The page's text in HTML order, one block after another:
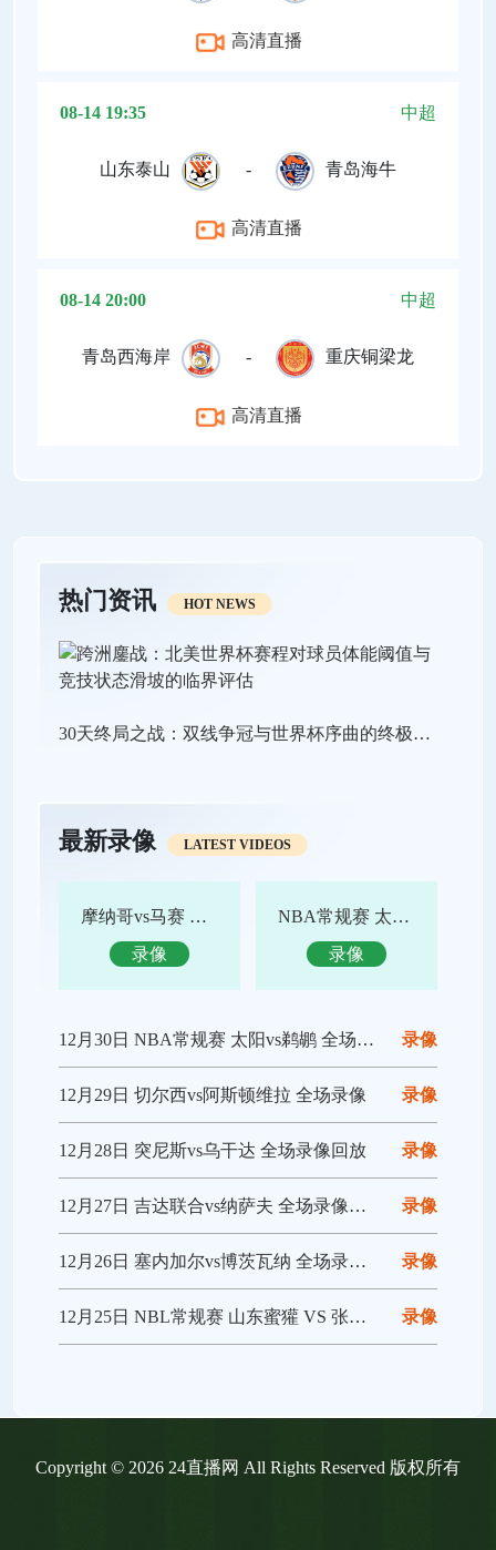
高清直播
08-14 19:35 中超
山东泰山 - 青岛海牛
高清直播
08-14 20:00 中超
青岛西海岸 - 重庆铜梁龙
高清直播
热门资讯 HOT NEWS
30天终局之战：双线争冠与世界杯序曲的终极狂飙
最新录像 LATEST VIDEOS
摩纳哥vs马赛 全场录像回放
录像
NBA常规赛 太阳vs鹈鹕 全场集锦
录像
录像
12月30日 NBA常规赛 太阳vs鹈鹕 全场录像回放
录像
12月29日 切尔西vs阿斯顿维拉 全场录像
录像
12月28日 突尼斯vs乌干达 全场录像回放
录像
12月27日 吉达联合vs纳萨夫 全场录像回放
录像
12月26日 塞内加尔vs博茨瓦纳 全场录像回放
录像
12月25日 NBL常规赛 山东蜜獾 VS 张家口体文旅 全场录像
Copyright © 2026 24直播网 All Rights Reserved 版权所有